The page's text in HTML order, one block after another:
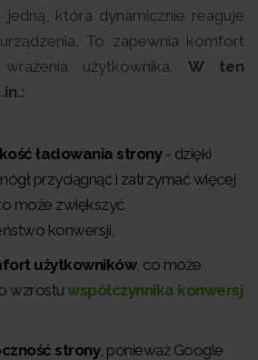
która dynamicznie reaguje
To zapewnia komfort
użytkownika.W ten
ładowania strony- dzięki
przyciągnąć i zatrzymać więcej
może zwiększyć
konwersji,
użytkowników, co może
wzrostu współczynnika konwersj
strony, ponieważ Google